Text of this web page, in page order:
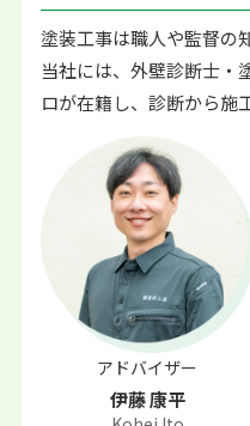
塗装工事は職人や監督の
当社には、外壁診断士・
ロが在籍し、診断から施
アドバイザー
伊藤 康平